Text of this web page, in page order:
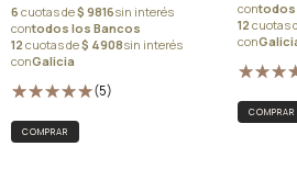
(5)